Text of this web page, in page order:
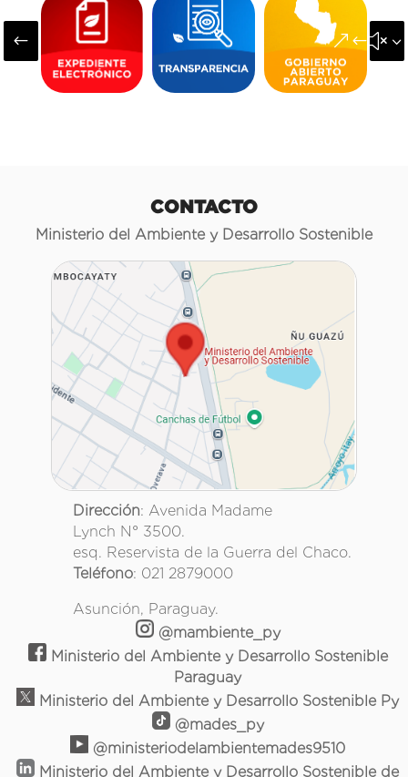
#
CONTACTO
Ministerio del Ambiente y Desarrollo Sostenible
Dirección: Avenida Madame
Lynch N° 3500.
esq. Reservista de la Guerra del Chaco.
Teléfono: 021 2879000
Asunción, Paraguay.
@mambiente_py
Ministerio del Ambiente y Desarrollo Sostenible
Paraguay
Ministerio del Ambiente y Desarrollo Sostenible Py
@mades_py
@ministeriodelambientemades9510
Ministerio del Ambiente y Desarrollo Sostenible de